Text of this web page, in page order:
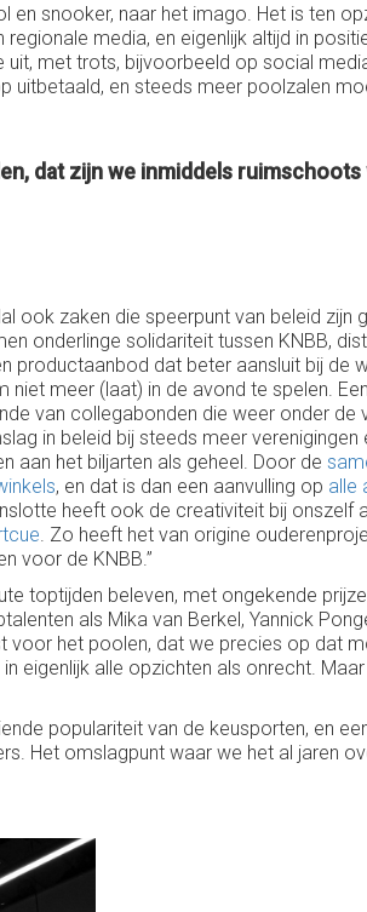
en snooker, naar het imago. Het is ten
media, en eigenlijk altijd in
met trots, bijvoorbeeld op social
en steeds meer poolzalen
dat zijn we inmiddels
ook zaken die speerpunt van beleid
onderlinge solidariteit tussen KNBB,
productaanbod dat beter aansluit bij
meer (laat) in de avond te spelen.
van collegabonden die weer onder
in beleid bij steeds meer
aan het biljarten als geheel. Door de
, en dat is dan een aanvulling op alle
heeft ook de creativiteit bij onszelf
. Zo heeft het van origine
voor de KNBB.”
toptijden beleven, met ongekende
als Mika van Berkel, Yannick
voor het poolen, dat we precies op dat
eigenlijk alle opzichten als onrecht.
populariteit van de keusporten, en
Het omslagpunt waar we het al jaren